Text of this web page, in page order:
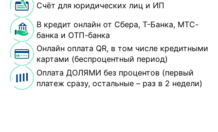
Счёт для юридических лиц и ИП
В кредит онлайн от Сбера, Т-Банка, МТС-
банка и ОТП-банка
Онлайн оплата QR, в том числе кредитными
картами (беспроцентный период)
Оплата ДОЛЯМИ без процентов (первый
платеж сразу, остальные – раз в 2 недели)